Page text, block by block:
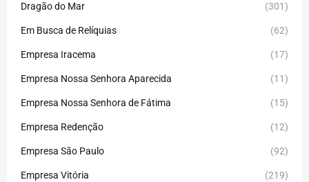
Dragão do Mar (301)
Em Busca de Relíquias (62)
Empresa Iracema (17)
Empresa Nossa Senhora Aparecida (11)
Empresa Nossa Senhora de Fátima (15)
Empresa Redenção (12)
Empresa São Paulo (92)
Empresa Vitória (219)